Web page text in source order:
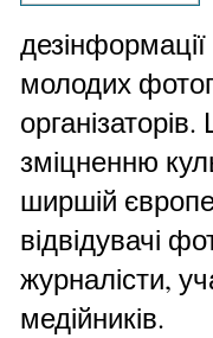
молодих
зміцненню
ширшій
відвідувачі
журналісти,
медійників.